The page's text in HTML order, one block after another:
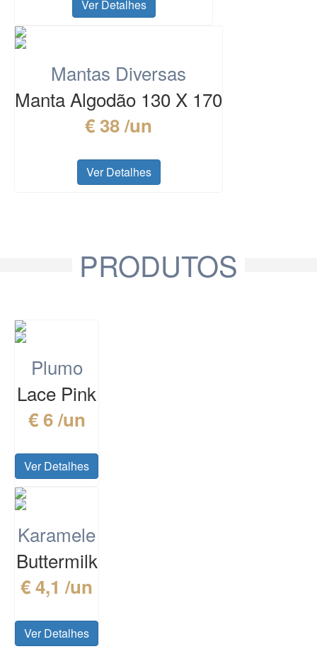
Ver Detalhes
Mantas Diversas
Manta Algodão 130 X 170
€ 38 /un
Ver Detalhes
PRODUTOS
Plumo
Lace Pink
€ 6 /un
Ver Detalhes
Karamele
Buttermilk
€ 4,1 /un
Ver Detalhes